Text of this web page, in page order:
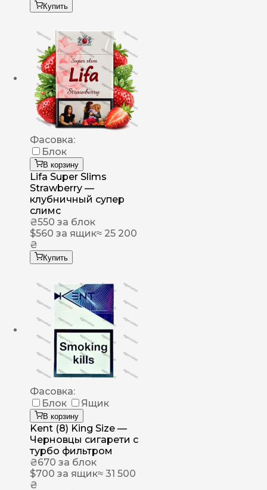
Купить
Фасовка:
Блок
В корзину
Lifa Super Slims
Strawberry —
клубничный супер
слимс
₴550 за блок
$560 за ящик≈ 25 200
₴
Купить
Фасовка:
Блок
Ящик
В корзину
Kent (8) King Size —
Черновцы сигарети с
турбо фильтром
₴670 за блок
$700 за ящик≈ 31 500
₴